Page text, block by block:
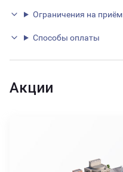
Ограничения на приём
Способы оплаты
Акции